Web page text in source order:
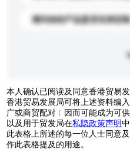
请问你的产品是否支持定制
本人确认已阅读及同意香港贸易
香港贸易发展局可将上述资料编
广或商贸配对﹝因而可能成为可
以及用于贸发局在私隐政策声明
此表格上所述的每一位人士同意
作此表格提及的用途。